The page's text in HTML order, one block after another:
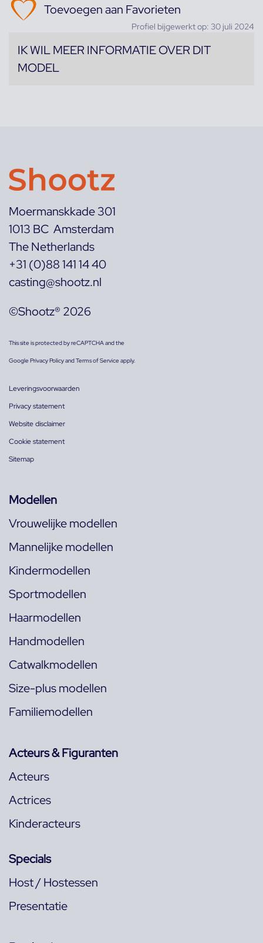
Toevoegen aan Favorieten
Profiel bijgewerkt op: 30 juli 2024
IK WIL MEER INFORMATIE OVER DIT
MODEL
Moermanskkade 301
1013 BC Amsterdam
The Netherlands
+31 (0)88 141 14 40
casting@shootz.nl
©Shootz® 2026
This site is protected by reCAPTCHA and the
GooglePrivacy PolicyandTerms of Serviceapply.
Leveringsvoorwaarden
Privacy statement
Website disclaimer
Cookie statement
Sitemap
Modellen
Vrouwelijke modellen
Mannelijke modellen
Kindermodellen
Sportmodellen
Haarmodellen
Handmodellen
Catwalkmodellen
Size-plus modellen
Familiemodellen
Acteurs & Figuranten
Acteurs
Actrices
Kinderacteurs
Specials
Host / Hostessen
Presentatie